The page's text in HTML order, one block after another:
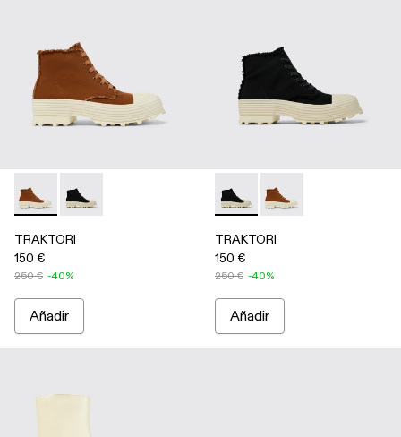
TRAKTORI - A700024-002 - Botas de TENCEL™ terracota
TRAKTORI - A700024-001 - Botas de TENCEL™
TRAKTORI
150 €
250 € -40%
Añadir
TRAKTORI - A700024-001
TRAKTORI -
TRAKTORI
150 €
250 € -40%
Añadir